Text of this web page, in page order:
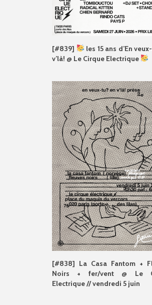
[#839]
les 15 ans d’En
v’là! @ Le Cirque Electrique
[#838] La Casa Fantom +
Noirs + fer/vent @ Le
Electrique // vendredi 5 juin